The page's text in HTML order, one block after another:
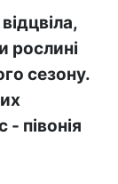
рослині
сезону.
- півонія